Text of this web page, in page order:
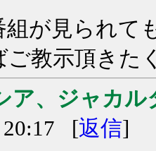
組が見られて
ご教示頂きた
ア、ジャカル
20:17 [返信]